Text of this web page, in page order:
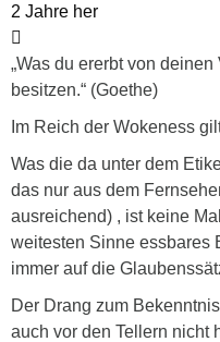
2 Jahre her
„Was du ererbt von
besitzen.“ (Goethe)
Im Reich der Wokeness
Was die da unter dem
das nur aus dem
ausreichend) , ist keine
weitesten Sinne essbares
immer auf die
Der Drang zum
auch vor den Tellern nicht